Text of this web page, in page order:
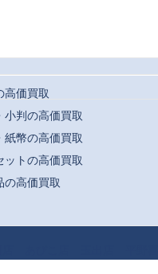
高価買取
小判の高価買取
紙幣の高価買取
ットの高価買取
の高価買取